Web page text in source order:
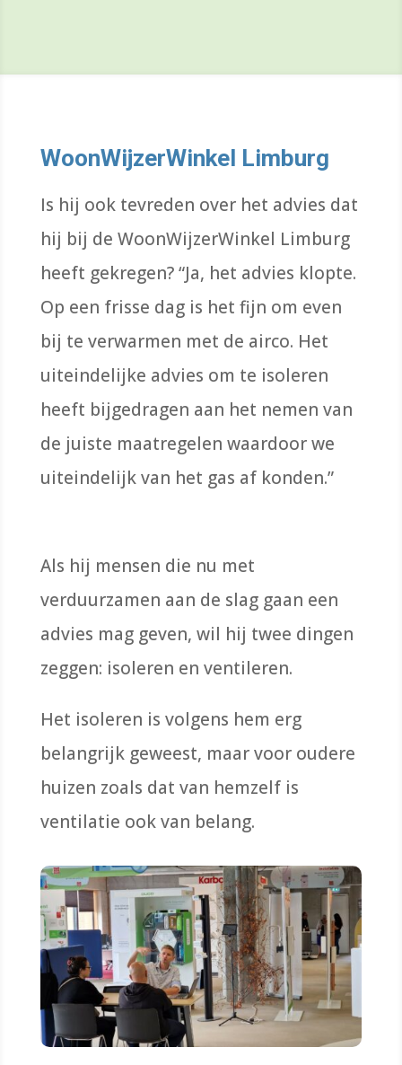
WoonWijzerWinkel Limburg
Is hij ook tevreden over het advies dat
hij bij de WoonWijzerWinkel Limburg
heeft gekregen? “Ja, het advies klopte.
Op een frisse dag is het fijn om even
bij te verwarmen met de airco. Het
uiteindelijke advies om te isoleren
heeft bijgedragen aan het nemen van
de juiste maatregelen waardoor we
uiteindelijk van het gas afkonden.”
Als hij mensen die nu met
verduurzamen aan de slag gaan een
advies mag geven, wil hij twee dingen
zeggen: isoleren en ventileren.
Het isoleren is volgens hem erg
belangrijk geweest, maar voor oudere
huizen zoals dat van hemzelf is
ventilatie ook van belang.